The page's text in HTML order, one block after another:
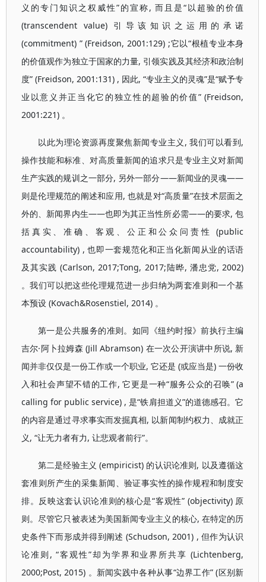
义的专门知识之权威性”的宣称, 而且是“以超验的价值
(transcendent value) 引导该知识之运用的承诺
(commitment) ” (Freidson, 2001:129) ;它以“根植专业本身
的价值观作为独立于国家的力量, 引领实践及其经济和政治制
度” (Freidson, 2001:131) , 因此, “专业主义的灵魂”是“赋予专
业以意义并正当化它的独立性的超验的价值” (Freidson,
2001:221) 。
以此为理论资源再度聚焦新闻专业主义, 我们可以看到,
操作技能和标准、对高质量新闻的追求只是专业主义对新闻
生产实践的规训之一部分, 另外一部分——新闻业的灵魂——
则是伦理规范的阐述和应用, 也就是对“高质量”在技术层面之
外的、新闻界内生——也即为其正当性所必需——的要求, 包
括真实、准确、客观、公正和公众问责性 (public
accountability) , 也即一套规范化和正当化新闻从业的话语
及其实践 (Carlson, 2017;Tong, 2017;陆晔, 潘忠党, 2002)
。我们可以把这些伦理规范进一步归纳为两套准则和一个基
本预设 (Kovach&Rosenstiel, 2014) 。
第一是公共服务的准则。如同《纽约时报》前执行主编
吉尔·阿卜拉姆森 (Jill Abramson) 在一次公开演讲中所说, 新
闻并非仅仅是一份工作或一个职业, 它还是 (或应当是) 一份收
入和社会声望不错的工作, 它更是一种“服务公众的召唤” (a
calling for public service) , 是“铁肩担道义”的道德感召。它
的内容是通过寻求事实而发掘真相, 以新闻制约权力、成就正
义, “让无力者有力, 让悲观者前行”。
第二是经验主义 (empiricist) 的认识论准则, 以及遵循这
套准则所产生的采集新闻、验证事实性的操作规程和制度安
排。反映这套认识论准则的核心是“客观性” (objectivity) 原
则。尽管它只被表述为美国新闻专业主义的核心, 在特定的历
史条件下而形成并得到阐述 (Schudson, 2001) , 但作为认识
论准则, “客观性”却为学界和业界所共享 (Lichtenberg,
2000;Post, 2015) 。新闻实践中各种从事“边界工作” (区别新